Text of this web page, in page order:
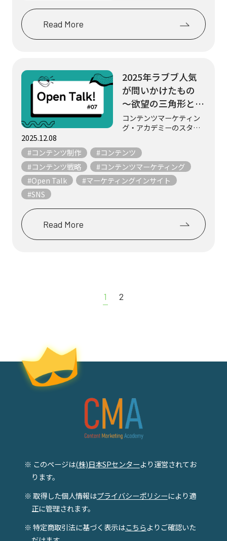
う変えるかについて...
Read More
2025.12.08
2025年ラブブ人気
が問いかけたもの
～欲望の三角形とコ
ンテンツマーケティ
ングの本質～
コンテンツマーケティン
グ・アカデミーのスタッ
やコンテンツにまつわる
テーマについて、気まま
にフリートークします。
「みんなが持っているか
ら欲しい」―その感情の
#コンテンツ制作
#コンテンツ
#コンテンツ戦略
#コンテンツマーケティング
#Open Talk
#マーケティングインサイト
#SNS
Read More
1 2
※ このページは(株)日本SPセンターより運営されてお
ります。
※ 取得した個人情報はプライバシーポリシーにより適
正に管理されます。
※ 特定商取引法に基づく表示はこちらよりご確認いた